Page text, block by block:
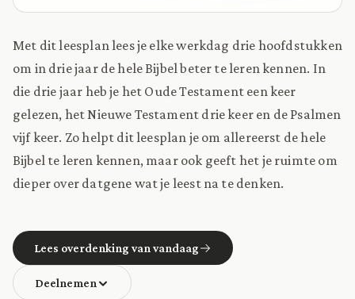
Met dit leesplan lees je elke werkdag drie hoofdstukken
om in drie jaar de hele Bijbel beter te leren kennen. In
die drie jaar heb je het Oude Testament een keer
gelezen, het Nieuwe Testament drie keer en de Psalmen
vijf keer. Zo helpt dit leesplan je om allereerst de hele
Bijbel te leren kennen, maar ook geeft het je ruimte om
dieper over datgene wat je leest na te denken.
Lees overdenking van vandaag
Deelnemen